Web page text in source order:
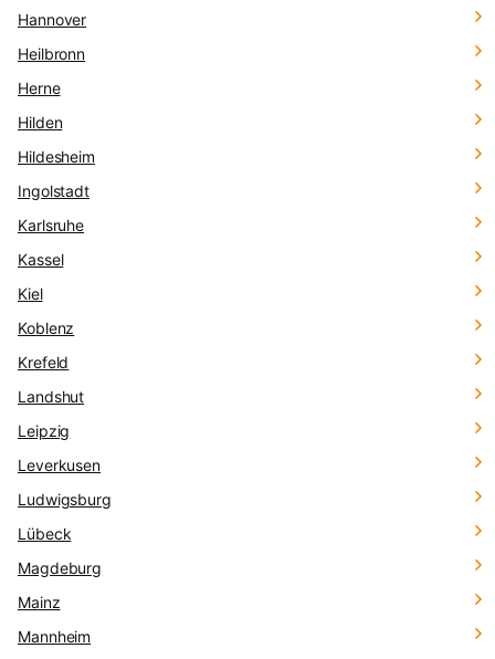
Hannover
Heilbronn
Herne
Hilden
Hildesheim
Ingolstadt
Karlsruhe
Kassel
Kiel
Koblenz
Krefeld
Landshut
Leipzig
Leverkusen
Ludwigsburg
Lübeck
Magdeburg
Mainz
Mannheim